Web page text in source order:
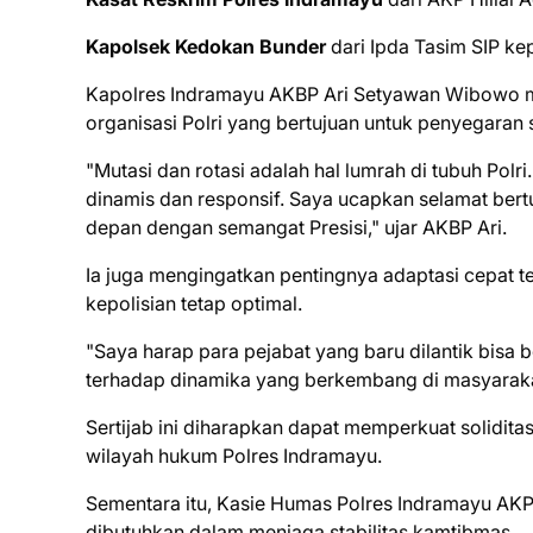
Kapolsek Kedokan Bunderdari Ipda Tasim SIP
Kapolres Indramayu AKBP Ari Setyawan
organisasi Polri yang bertujuan untuk
"Mutasi dan rotasi adalah hal lumrah di tubuh
dinamis dan responsif. Saya ucapkan selamat
depan dengan semangat Presisi," ujar AKBP Ari.
Ia juga mengingatkan pentingnya adaptasi cepat
kepolisian tetap optimal.
"Saya harap para pejabat yang baru dilantik bisa
terhadap dinamika yang berkembang di
Sertijab ini diharapkan dapat memperkuat
wilayah hukum Polres Indramayu.
Sementara itu, Kasie Humas Polres Indramayu